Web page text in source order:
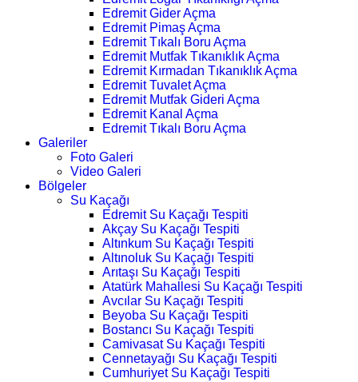
Edremit Gider Açma
Edremit Pimaş Açma
Edremit Tıkalı Boru Açma
Edremit Mutfak Tıkanıklık Açma
Edremit Kırmadan Tıkanıklık Açma
Edremit Tuvalet Açma
Edremit Mutfak Gideri Açma
Edremit Kanal Açma
Edremit Tıkalı Boru Açma
Galeriler
Foto Galeri
Video Galeri
Bölgeler
Su Kaçağı
Edremit Su Kaçağı Tespiti
Akçay Su Kaçağı Tespiti
Altınkum Su Kaçağı Tespiti
Altınoluk Su Kaçağı Tespiti
Arıtaşı Su Kaçağı Tespiti
Atatürk Mahallesi Su Kaçağı Tespiti
Avcılar Su Kaçağı Tespiti
Beyoba Su Kaçağı Tespiti
Bostancı Su Kaçağı Tespiti
Camivasat Su Kaçağı Tespiti
Cennetayağı Su Kaçağı Tespiti
Cumhuriyet Su Kaçağı Tespiti